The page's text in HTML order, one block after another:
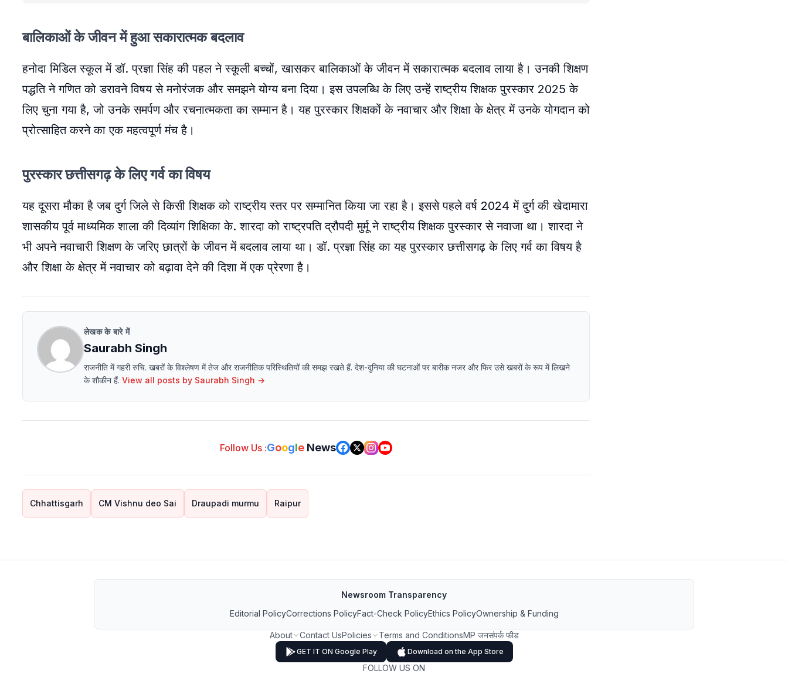
बालिकाओं के जीवन में हुआ सकारात्मक बदलाव
हनोदा मिडिल स्कूल में डॉ. प्रज्ञा सिंह की पहल ने स्कूली बच्चों, खासकर बालिकाओं के जीवन में सकारात्मक बदलाव लाया है। उनकी शिक्षण
पद्धति ने गणित को डरावने विषय से मनोरंजक और समझने योग्य बना दिया। इस उपलब्धि के लिए उन्हें राष्ट्रीय शिक्षक पुरस्कार 2025 के
लिए चुना गया है, जो उनके समर्पण और रचनात्मकता का सम्मान है। यह पुरस्कार शिक्षकों के नवाचार और शिक्षा के क्षेत्र में उनके योगदान को
प्रोत्साहित करने का एक महत्वपूर्ण मंच है।
पुरस्कार छत्तीसगढ़ के लिए गर्व का विषय
यह दूसरा मौका है जब दुर्ग जिले से किसी शिक्षक को राष्ट्रीय स्तर पर सम्मानित किया जा रहा है। इससे पहले वर्ष 2024 में दुर्ग की खेदामारा
शासकीय पूर्व माध्यमिक शाला की दिव्यांग शिक्षिका के. शारदा को राष्ट्रपति द्रौपदी मुर्मू ने राष्ट्रीय शिक्षक पुरस्कार से नवाजा था। शारदा ने
भी अपने नवाचारी शिक्षण के जरिए छात्रों के जीवन में बदलाव लाया था। डॉ. प्रज्ञा सिंह का यह पुरस्कार छत्तीसगढ़ के लिए गर्व का विषय है
और शिक्षा के क्षेत्र में नवाचार को बढ़ावा देने की दिशा में एक प्रेरणा है।
लेखक के बारे में
Saurabh Singh
राजनीति में गहरी रुचि. खबरों के विश्लेषण में तेज और राजनीतिक परिस्थितियों की समझ रखते हैं. देश-दुनिया की घटनाओं पर बारीक नजर और फिर उसे खबरों के रूप में लिखने
के शौकीन हैं. View all posts by Saurabh Singh →
Follow Us :Google News
Chhattisgarh CM Vishnu deo Sai Draupadi murmu Raipur
Newsroom Transparency
Editorial PolicyCorrections PolicyFact-Check PolicyEthics PolicyOwnership & Funding
About Contact UsPolicies Terms and ConditionsMP जनसंपर्क फीड
GET IT ON Google Play Download on the App Store
FOLLOW US ON